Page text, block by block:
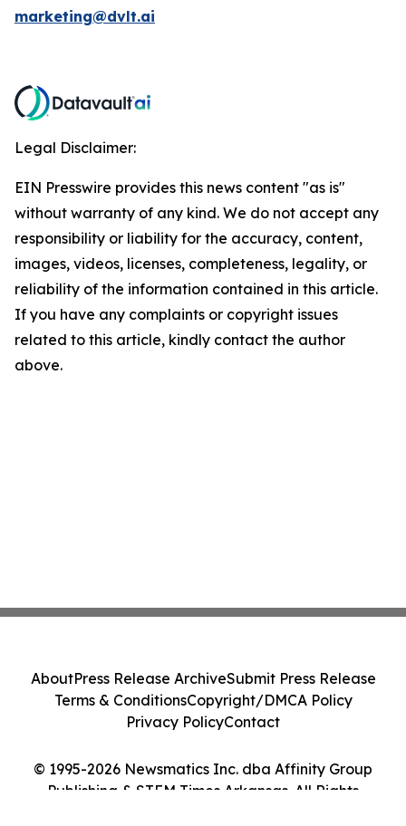
marketing@dvlt.ai
Legal Disclaimer:
EIN Presswire provides this news content "as is"
without warranty of any kind. We do not accept any
responsibility or liability for the accuracy, content,
images, videos, licenses, completeness, legality, or
reliability of the information contained in this article.
If you have any complaints or copyright issues
related to this article, kindly contact the author
above.
© 1995-2026 Newsmatics Inc. dba Affinity Group
Publishing & STEM Times Arkansas. All Rights
AboutPress Release ArchiveSubmit Press Release
Terms & ConditionsCopyright/DMCA Policy
Privacy PolicyContact